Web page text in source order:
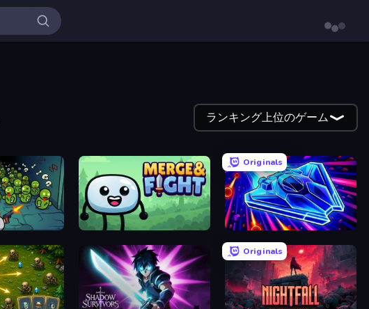
ランキング上位のゲーム
Merge & Fight
Originals
Stellar Swarm
Originals